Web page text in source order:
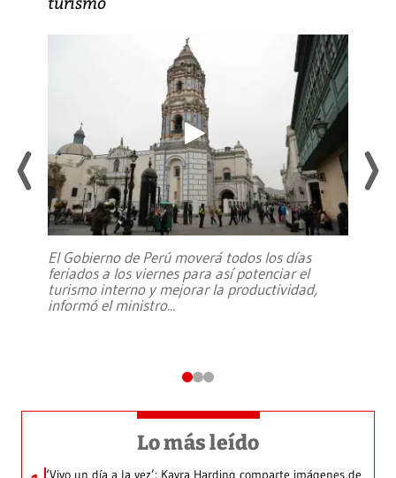
El Gobierno de Perú moverá todos los días
feriados a los viernes para así potenciar el
turismo interno y mejorar la productividad,
informó el ministro...
Lo más leído